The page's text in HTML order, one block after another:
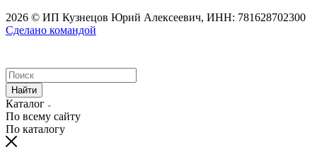
2026 © ИП Кузнецов Юрий Алексеевич, ИНН: 781628702300
Сделано командой
Найти
Каталог
По всему сайту
По каталогу